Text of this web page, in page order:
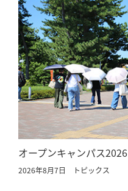
オープンキャンパス
2026年8月7日 トピックス